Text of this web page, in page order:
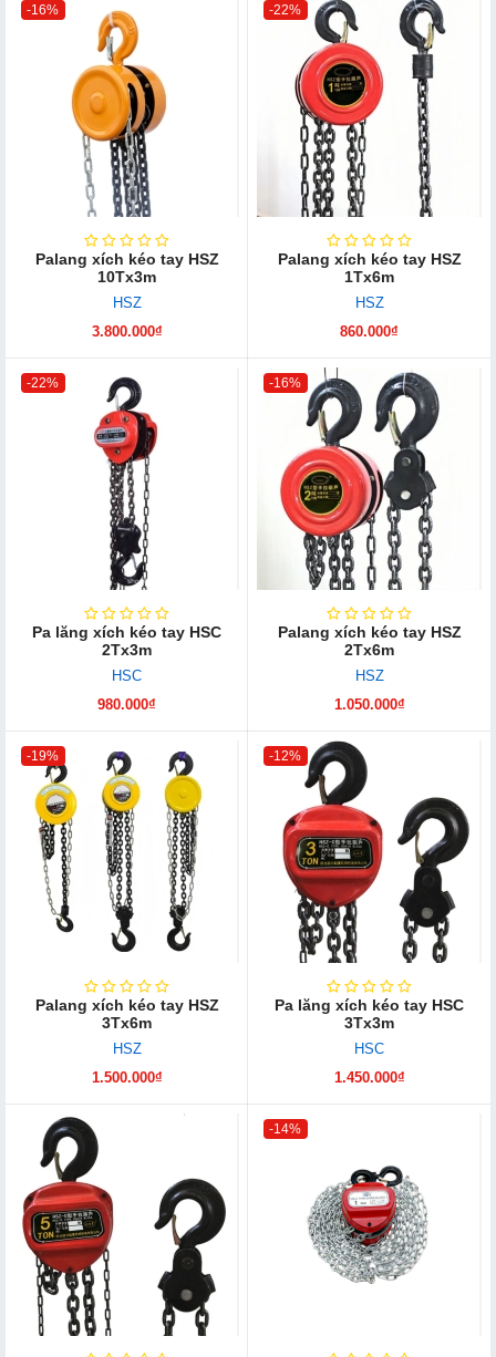
-16%
Palang xích kéo tay HSZ
10Tx3m
HSZ
3.800.000₫
-22%
Palang xích kéo tay HSZ
1Tx6m
HSZ
860.000₫
-22%
Pa lăng xích kéo tay HSC
2Tx3m
HSC
980.000₫
-16%
Palang xích kéo tay HSZ
2Tx6m
HSZ
1.050.000₫
-19%
Palang xích kéo tay HSZ
3Tx6m
HSZ
1.500.000₫
-12%
Pa lăng xích kéo tay HSC
3Tx3m
HSC
1.450.000₫
-14%